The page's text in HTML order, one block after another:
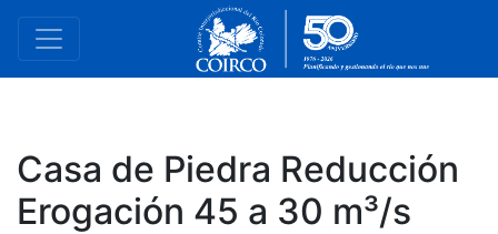
Casa de Piedra Reducción
Erogación 45 a 30 m³/s